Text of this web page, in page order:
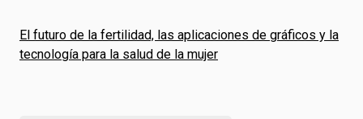
El futuro de la fertilidad, las aplicaciones de gráficos y la
tecnología para la salud de la mujer